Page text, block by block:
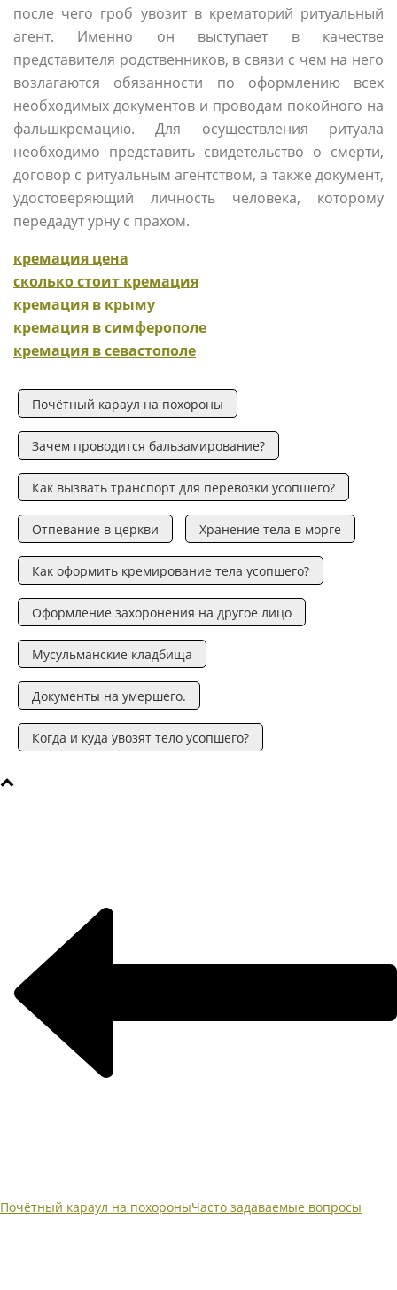
после чего гроб увозит в крематорий ритуальный
агент. Именно он выступает в качестве
представителя родственников, в связи с чем на него
возлагаются обязанности по оформлению всех
необходимых документов и проводам покойного на
фальшкремацию. Для осуществления ритуала
необходимо представить свидетельство о смерти,
договор с ритуальным агентством, а также документ,
удостоверяющий личность человека, которому
передадут урну с прахом.
кремация цена
сколько стоит кремация
кремация в крыму
кремация в симферополе
кремация в севастополе
Почётный караул на похороны
Зачем проводится бальзамирование?
Как вызвать транспорт для перевозки усопшего?
Отпевание в церкви Хранение тела в морге
Как оформить кремирование тела усопшего?
Оформление захоронения на другое лицо
Мусульманские кладбища
Документы на умершего.
Когда и куда увозят тело усопшего?
Почётный караул на похороныЧасто задаваемые вопросы